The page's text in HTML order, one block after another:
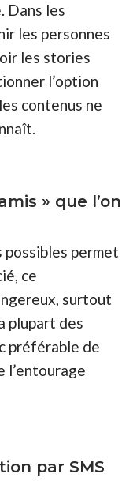
Dans les
les personnes
les stories
l’option
contenus ne
» que l’on
possibles permet
ce
surtout
plupart des
préférable de
l’entourage
par SMS